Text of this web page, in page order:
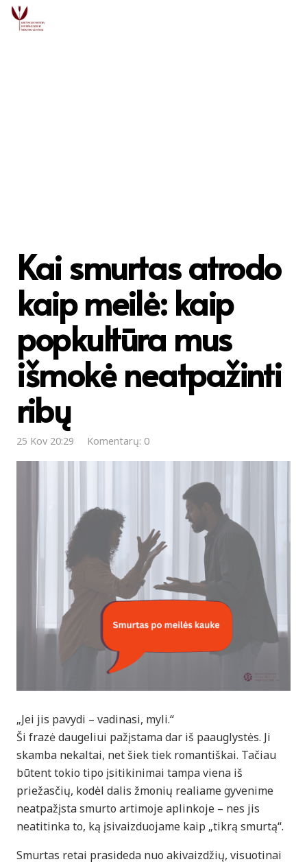
Kai smurtas atrodo
kaip meilė: kaip
popkultūra mus
išmokė neatpažinti
ribų
25 Kov 20:29 Komentarų: 0
„Jei jis pavydi – vadinasi, myli.“
Ši frazė daugeliui pažįstama dar iš paauglystės. Ji
skamba nekaltai, net šiek tiek romantiškai. Tačiau
būtent tokio tipo įsitikinimai tampa viena iš
priežasčių, kodėl dalis žmonių realiame gyvenime
neatpažįsta smurto artimoje aplinkoje – nes jis
neatitinka to, ką įsivaizduojame kaip „tikrą smurtą“.
Smurtas retai prasideda nuo akivaizdžių, visuotinai